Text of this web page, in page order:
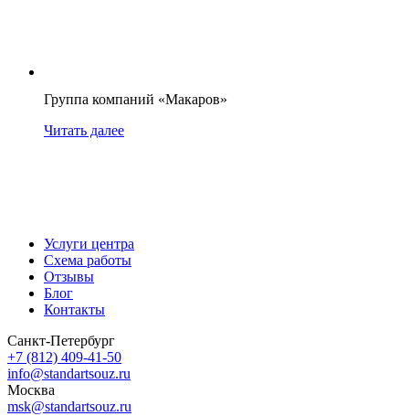
Группа компаний «Макаров»
Читать далее
Услуги центра
Схема работы
Отзывы
Блог
Контакты
Санкт-Петербург
+7 (812) 409-41-50
info@standartsouz.ru
Москва
msk@standartsouz.ru